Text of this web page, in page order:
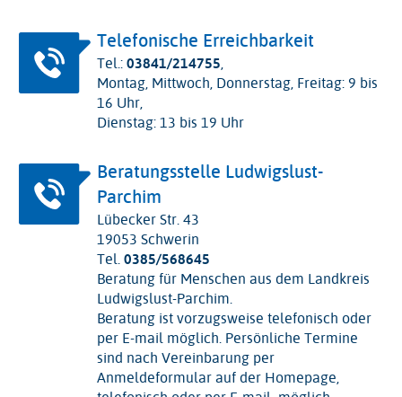
Telefonische Erreichbarkeit
Tel.:03841/214755,
Montag, Mittwoch, Donnerstag, Freitag: 9 bis
16 Uhr,
Dienstag: 13 bis 19 Uhr
Beratungsstelle Ludwigslust-
Parchim
Lübecker Str. 43
19053 Schwerin
Tel.0385/568645
Beratung für Menschen aus dem Landkreis
Ludwigslust-Parchim.
Beratung ist vorzugsweise telefonisch oder
per E-mail möglich. Persönliche Termine
sind nach Vereinbarung per
Anmeldeformular auf der Homepage,